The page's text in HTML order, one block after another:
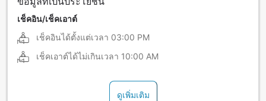
เช็คอิน/เช็คเอาต์
เช็คอินได้ตั้งแต่เวลา 03:00 PM
เช็คเอาต์ได้ไม่เกินเวลา 10:00 AM
ดูเพิ่มเติม